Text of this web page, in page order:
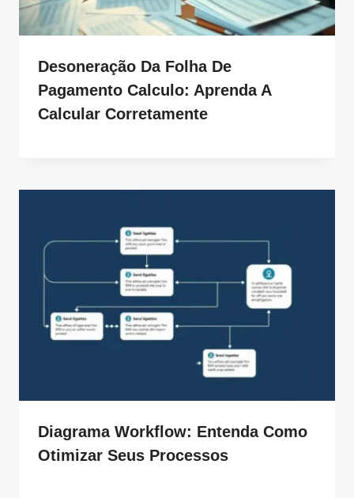
Desoneração Da Folha De
Pagamento Calculo: Aprenda A
Calcular Corretamente
Diagrama Workflow: Entenda Como
Otimizar Seus Processos